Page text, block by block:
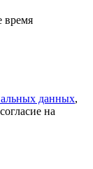
время
данных,
на